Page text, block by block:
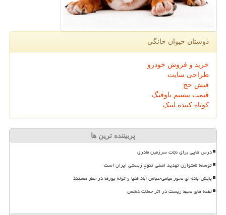
دوستان حیوان خانگی
خرید و فروش خودرو
طراحی سایت
فیش حج
قیمت بیسیم باوفنگ
کوتاه کننده لینک
پربیننده ترین ها
درس هایی برای نجات سرزمین مادری
توسعه نامتوازن تهدید اصلی تنوع زیستی ایران است
پایش جاده ای محور میامی-عباس آباد هلیا و توله یوزها در خطر هستند
لطمه های محیط زیست در اثر حملات دشمن